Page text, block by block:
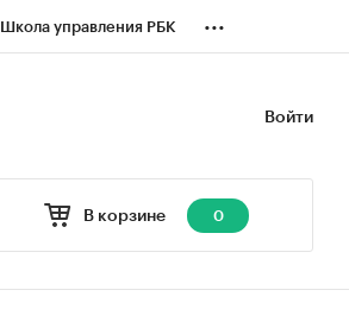
Школа управления РБК ...
Войти
В корзине 0